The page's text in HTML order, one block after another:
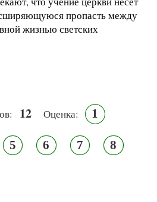
пропасть между
жизнью светских
12 Оценка: 1
5 6 7 8